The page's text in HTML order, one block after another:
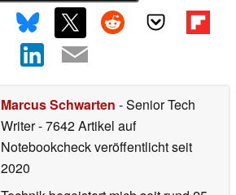
Marcus Schwarten - Senior Tech
Writer- 7642 Artikel auf
Notebookcheck veröffentlichtseit
2020